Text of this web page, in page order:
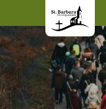
Zum Inhalt springen